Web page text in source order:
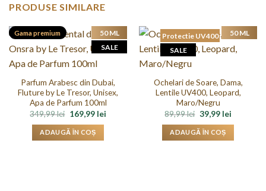
PRODUSE SIMILARE
Parfum Arabesc din Dubai,
Fluture by Le Tresor, Unisex,
Apa de Parfum 100ml
349,99lei Prețul
inițial
a
fost:
169,99 leiPrețul
ADAUGĂ ÎN COȘ
Gama premium
50 ML
SALE
Ochelari de Soare, Dama,
Lentile UV400, Leopard,
Maro/Negru
89,99lei Prețul
inițial
a
fost:
39,99 leiPrețul
ADAUGĂ ÎN COȘ
Protectie UV400
50 ML
SALE